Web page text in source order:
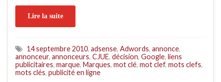
Lire la suite
14 septembre 2010, adsense, Adwords, annonce,
annonceur, annonceurs, CJUE, décision, Google, liens
publicitaires, marque, Marques, mot clé, mot clef, mots clefs,
mots clés, publicité en ligne